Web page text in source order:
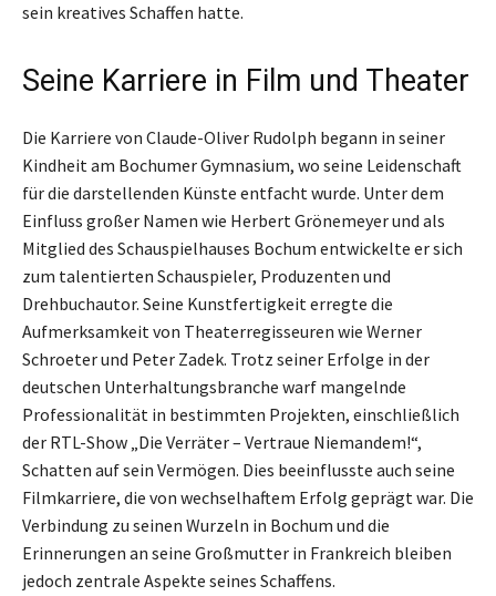
sein kreatives Schaffen hatte.
Seine Karriere in Film und Theater
Die Karriere von Claude-Oliver Rudolph begann in seiner
Kindheit am Bochumer Gymnasium, wo seine Leidenschaft
für die darstellenden Künste entfacht wurde. Unter dem
Einfluss großer Namen wie Herbert Grönemeyer und als
Mitglied des Schauspielhauses Bochum entwickelte er sich
zum talentierten Schauspieler, Produzenten und
Drehbuchautor. Seine Kunstfertigkeit erregte die
Aufmerksamkeit von Theaterregisseuren wie Werner
Schroeter und Peter Zadek. Trotz seiner Erfolge in der
deutschen Unterhaltungsbranche warf mangelnde
Professionalität in bestimmten Projekten, einschließlich
der RTL-Show „Die Verräter – Vertraue Niemandem!“,
Schatten auf sein Vermögen. Dies beeinflusste auch seine
Filmkarriere, die von wechselhaftem Erfolg geprägt war. Die
Verbindung zu seinen Wurzeln in Bochum und die
Erinnerungen an seine Großmutter in Frankreich bleiben
jedoch zentrale Aspekte seines Schaffens.